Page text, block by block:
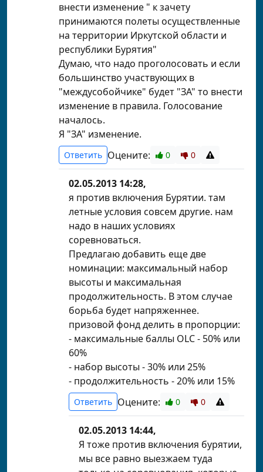
внести изменение " к зачету
принимаются полеты осуществленные
на территории Иркутской области и
республики Бурятия"
Думаю, что надо проголосовать и если
большинство участвующих в
"междусобойчике" будет "ЗА" то внести
изменение в правила. Голосование
началось.
Я "ЗА" изменение.
Ответить Оцените: 0 0
02.05.2013 14:28,
я против включения Бурятии. там
летные условия совсем другие. нам
надо в наших условиях
соревноваться.
Предлагаю добавить еще две
номинации: максимальный набор
высоты и максимальная
продолжительность. В этом случае
борьба будет напряженнее.
призовой фонд делить в пропорции:
- максимальные баллы OLC - 50% или
60%
- набор высоты - 30% или 25%
- продолжительность - 20% или 15%
Ответить Оцените: 0 0
02.05.2013 14:44,
Я тоже против включения бурятии,
мы все равно выезжаем туда